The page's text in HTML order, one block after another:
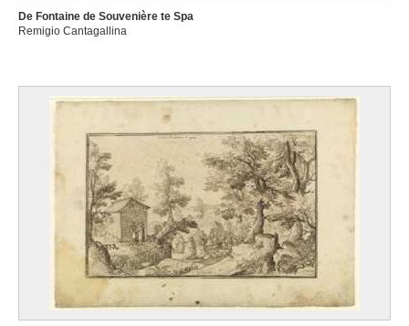
De Fontaine de Souvenière te Spa
Remigio Cantagallina